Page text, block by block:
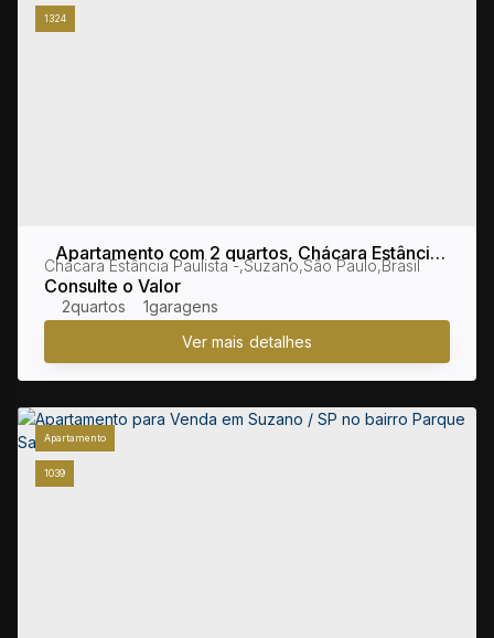
1324
Apartamento com 2 quartos, Chácara Estância
Paulista - Suzano
Consulte o Valor
Chácara Estância Paulista ,Suzano,São Paulo,Brasil
2 1
1039
Apartamento